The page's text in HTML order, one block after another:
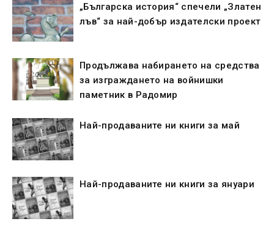
„Българска история“ спечели „Златен
лъв“ за най-добър издателски проект
Продължава набирането на средства
за изграждането на войнишки
паметник в Радомир
Най-продаваните ни книги за май
Най-продаваните ни книги за януари